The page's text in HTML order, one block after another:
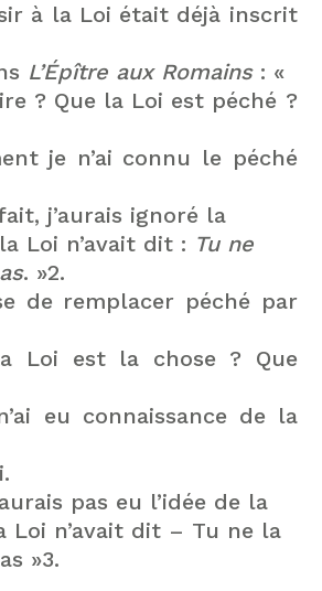
à la Loi était déjà inscrit
L’Épître aux Romains: «
? Que la Loi est péché ?
je n’ai connu le péché
j’aurais ignoré la
Loi n’avait dit : Tu ne
. »2.
de remplacer péché par
Loi est la chose ? Que
eu connaissance de la
pas eu l’idée de la
Loi n’avait dit – Tu ne la
»3.